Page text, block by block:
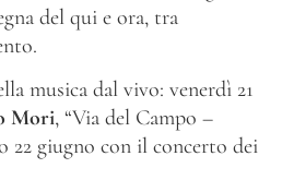
del qui e ora, tra
musica dal vivo: venerdì 21
Mori, “Via del Campo –
22 giugno con il concerto dei